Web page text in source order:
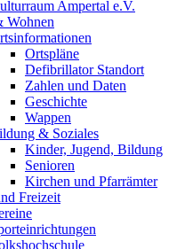
Ampertal e.V.
Wohnen
Ortspläne
Defibrillator Standort
Zahlen und Daten
Geschichte
Wappen
& Soziales
Kinder, Jugend, Bildung
Senioren
Kirchen und Pfarrämter
Freizeit